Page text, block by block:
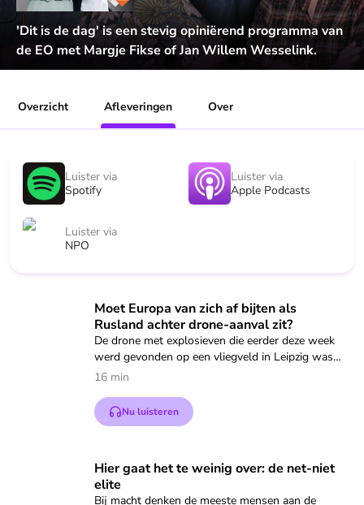
'Dit is de dag' is een stevig opiniërend programma van
de EO met Margje Fikse of Jan Willem Wesselink.
Overzicht Afleveringen Over
Luister via
Spotify
Luister via
Apple Podcasts
Luister via
NPO
Moet Europa van zich af bijten als
Rusland achter drone-aanval zit?
De drone met explosieven die eerder deze week
werd gevonden op een vliegveld in Leipzig was
bedoeld om een aanslag mee te plegen. Volgens
Duitsland is er een nieuw niveau van gevaar
bereikt. Volgens sommige experts zitten de
moeten zijn?
16 min
Nu luisteren
Speel "Moet Europa van zich af bijten als Rusland achter
Hier gaat het te weinig over: de net-niet
elite
Bij macht denken de meeste mensen aan de
Speel "Hier gaat het te weinig over: de net-niet elite" af